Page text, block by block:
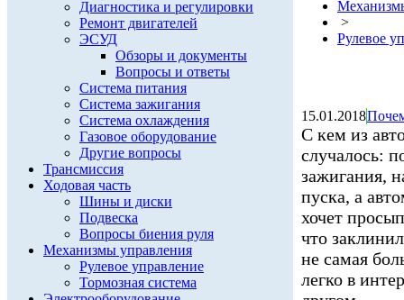
Диагностика и регулировки
Ремонт двигателей
ЭСУД
Обзоры и документы
Вопросы и ответы
Система питания
Система зажигания
Система охлаждения
Газовое оборудование
Другие вопросы
Трансмиссия
Ходовая часть
Шины и диски
Подвеска
Вопросы биения руля
Механизмы управления
Рулевое управление
Тормозная система
>
Рулевое
15.01.2018
С кем из
случалось:
зажигания,
пуска, а
хочет
что
не самая
легко в